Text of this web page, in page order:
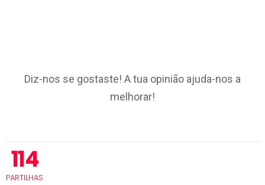
Diz-nos se gostaste! A tua opinião ajuda-nos a
melhorar!
114
PARTILHAS